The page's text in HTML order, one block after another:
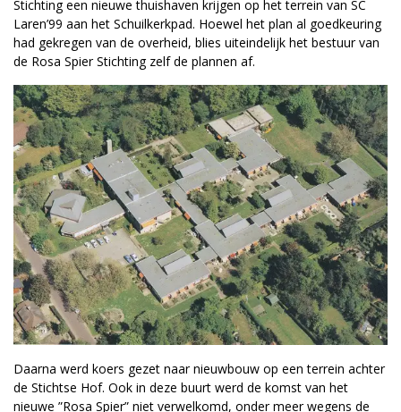
Stichting een nieuwe thuishaven krijgen op het terrein van SC
Laren’99 aan het Schuilkerkpad. Hoewel het plan al goedkeuring
had gekregen van de overheid, blies uiteindelijk het bestuur van
de Rosa Spier Stichting zelf de plannen af.
Daarna werd koers gezet naar nieuwbouw op een terrein achter
de Stichtse Hof. Ook in deze buurt werd de komst van het
nieuwe ”Rosa Spier” niet verwelkomd, onder meer wegens de